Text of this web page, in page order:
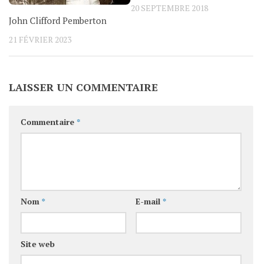
John Clifford Pemberton
21 FÉVRIER 2023
20 SEPTEMBRE 2018
LAISSER UN COMMENTAIRE
Commentaire *
Nom * E-mail *
Site web